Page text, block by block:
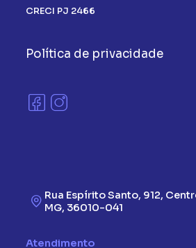
CRECI PJ 2466
Política de privacidade
Rua Espírito Santo, 912,
MG, 36010-041
Atendimento